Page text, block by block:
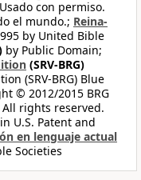
con permiso.
el mundo.; Reina-
by United Bible
by Public Domain;
(SRV-BRG)
(SRV-BRG) Blue
© 2012/2015 BRG
rights reserved.
U.S. Patent and
en lenguaje actual
Societies